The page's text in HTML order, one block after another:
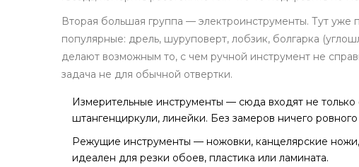
Вторая большая группа — электроинструменты. Тут уже
популярные: дрель, шуруповерт, лобзик, болгарка
делают возможным то, с чем ручной инструмент не
задача не для обычной отвертки.
Измерительные инструменты — сюда входят не
штангенциркули, линейки. Без замеров ничего
Режущие инструменты — ножовки, канцелярские
идеален для резки обоев, пластика или ламината.